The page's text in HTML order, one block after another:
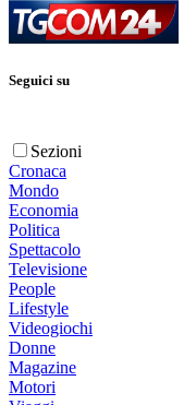
Seguici su
Sezioni
Cronaca
Mondo
Economia
Politica
Spettacolo
Televisione
People
Lifestyle
Videogiochi
Donne
Magazine
Motori